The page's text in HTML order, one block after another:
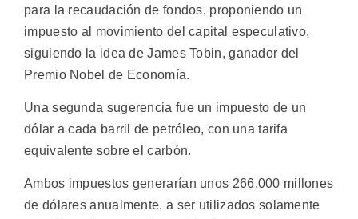
para la recaudación de fondos, proponiendo un
impuesto al movimiento del capital especulativo,
siguiendo la idea de James Tobin, ganador del
Premio Nobel de Economía.
Una segunda sugerencia fue un impuesto de un
dólar a cada barril de petróleo, con una tarifa
equivalente sobre el carbón.
Ambos impuestos generarían unos 266.000 millones
de dólares anualmente, a ser utilizados solamente